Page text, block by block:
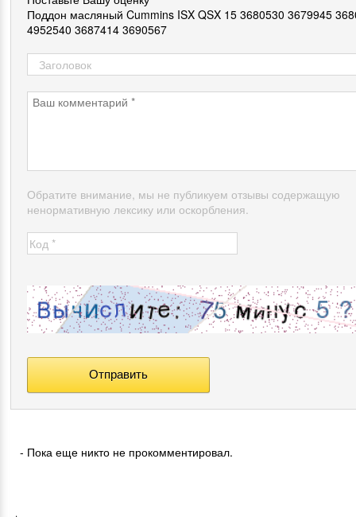
Поддон масляный Cummins ISX QSX 15 3680530 3679945
4952540 3687414 3690567
Обратите внимание, мы не публикуем отзывы содержащую
ненормативную лексику или оскорбления.
- Пока еще никто не прокомментировал.